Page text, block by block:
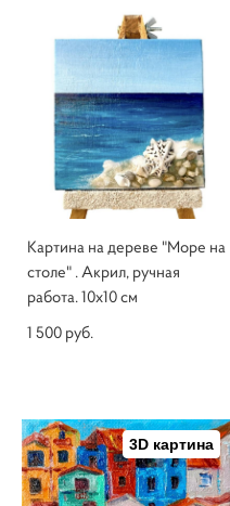
Картина на дереве "Море на
столе" . Акрил, ручная
работа. 10х10 см
1 500 pуб.
3D картина